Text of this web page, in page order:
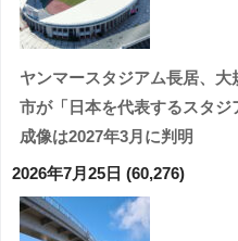
ヤンマースタジアム長居、大
市が「日本を代表するスタジ
成像は2027年3月に判明
2026年7月25日 (60,276)